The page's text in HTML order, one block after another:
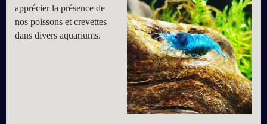
apprécier la présence de
nos poissons et crevettes
dans divers aquariums.